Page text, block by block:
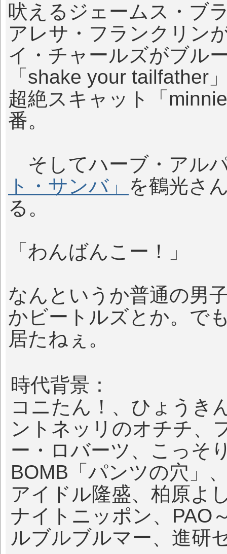
吠えるジェームス・ブ
アレサ・フランクリン
イ・チャールズがブル
「shake your tailfather
超絶スキャット「
番。
そしてハーブ・アル
ト・サンバ」 を鶴光さ
る。
「わんばんこー！」
なんというか普通の男
かビートルズとか。で
居たねぇ。
時代背景：
コニたん！、ひょうき
ントネッリのオチチ、
ー・ロバーツ、こっそ
BOMB「パンツの穴」
アイドル隆盛、柏原よ
ナイトニッポン、PAO
ルブルブルマー、進研